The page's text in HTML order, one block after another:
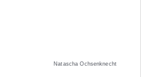
Natascha Ochsenknecht